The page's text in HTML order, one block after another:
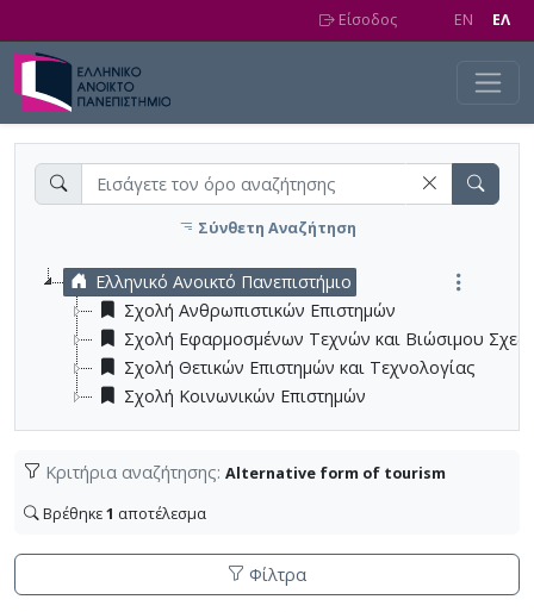
Είσοδος EN EΛ
Σύνθετη Αναζήτηση
Ελληνικό Ανοικτό Πανεπιστήμιο
Σχολή Ανθρωπιστικών Επιστημών
Σχολή Εφαρμοσμένων Τεχνών και Βιώσιμου
Σχολή Θετικών Επιστημών και Τεχνολογίας
Σχολή Κοινωνικών Επιστημών
Κριτήρια αναζήτησης: Alternative form of tourism
Βρέθηκε1 αποτέλεσμα
Φίλτρα